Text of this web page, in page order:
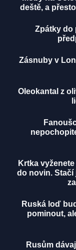
deště, a
Zpátky do
Zásnuby v
Oleokantal z
Krtka
do novin. Stačí
Ruská loď
pominout,
Rusům